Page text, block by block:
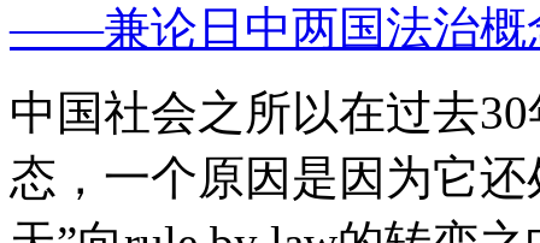
——兼论日中两国法治概
中国社会之所以在过去
态，一个原因是因为它